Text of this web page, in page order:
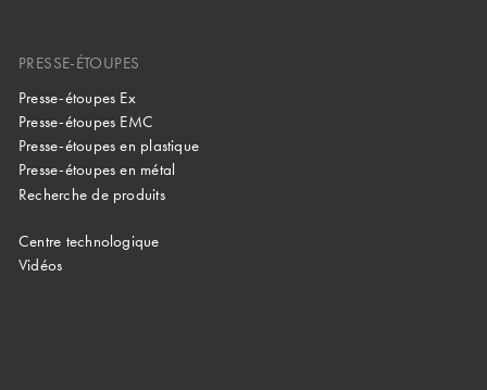
PRESSE-ÉTOUPES
Presse-étoupes Ex
Presse-étoupes EMC
Presse-étoupes en plastique
Presse-étoupes en métal
Recherche de produits
Centre technologique
Vidéos